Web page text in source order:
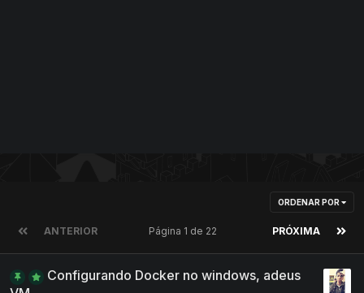
ORDENAR POR
ANTERIOR PRÓXIMA
Página 1 de 22
Configurando Docker no windows, adeus